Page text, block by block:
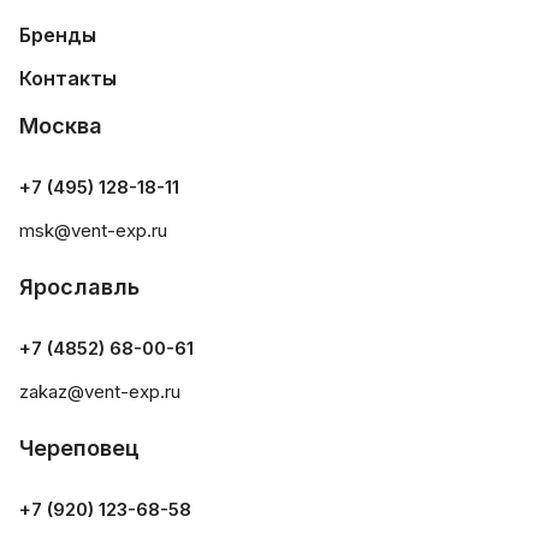
Бренды
Контакты
Москва
+7 (495) 128-18-11
msk@vent-exp.ru
Ярославль
+7 (4852) 68-00-61
zakaz@vent-exp.ru
Череповец
+7 (920) 123-68-58